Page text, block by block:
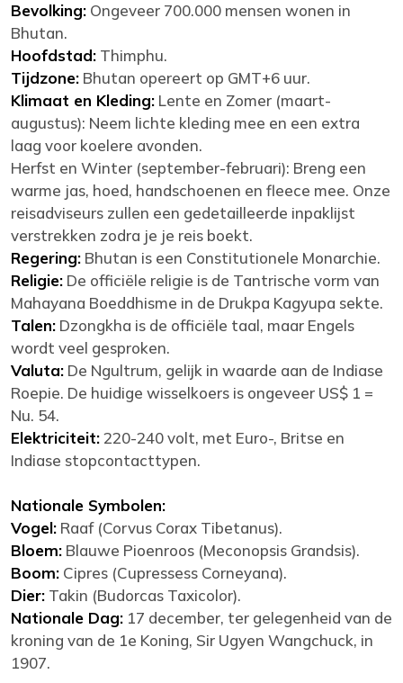
Bevolking: Ongeveer 700.000 mensen wonen in
Bhutan.
Hoofdstad: Thimphu.
Tijdzone: Bhutan opereert op GMT+6 uur.
Klimaat en Kleding: Lente en Zomer (maart-
augustus): Neem lichte kleding mee en een extra
laag voor koelere avonden.
Herfst en Winter (september-februari): Breng een
warme jas, hoed, handschoenen en fleece mee. Onze
reisadviseurs zullen een gedetailleerde inpaklijst
verstrekken zodra je je reis boekt.
Regering: Bhutan is een Constitutionele Monarchie.
Religie: De officiële religie is de Tantrische vorm van
Mahayana Boeddhisme in de Drukpa Kagyupa sekte.
Talen: Dzongkha is de officiële taal, maar Engels
wordt veel gesproken.
Valuta: De Ngultrum, gelijk in waarde aan de Indiase
Roepie. De huidige wisselkoers is ongeveer US$ 1 =
Nu. 54.
Elektriciteit:220-240 volt, met Euro-, Britse en
Indiase stopcontacttypen.
Nationale Symbolen:
Vogel: Raaf (Corvus Corax Tibetanus).
Bloem: Blauwe Pioenroos (Meconopsis Grandsis).
Boom: Cipres (Cupressess Corneyana).
Dier: Takin (Budorcas Taxicolor).
Nationale Dag: 17 december, ter gelegenheid van de
kroning van de 1e Koning, Sir Ugyen Wangchuck, in
1907.